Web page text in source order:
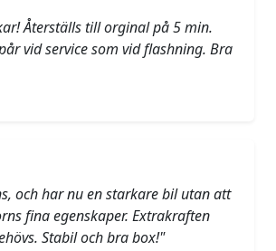
Återställs till orginal på 5 min.
vid service som vid flashning. Bra
och har nu en starkare bil utan att
fina egenskaper. Extrakraften
Stabil och bra box!"